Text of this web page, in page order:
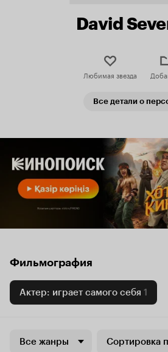
David
Любимая звезда
Все детали о
Фильмография
Актер: играет самого себя 1
Все жанры Сортировка